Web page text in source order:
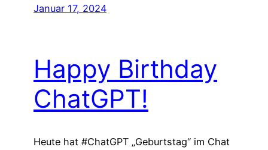
Januar 17, 2024
Happy Birthday
ChatGPT!
Heute hat #ChatGPT „Geburtstag“ im Chat